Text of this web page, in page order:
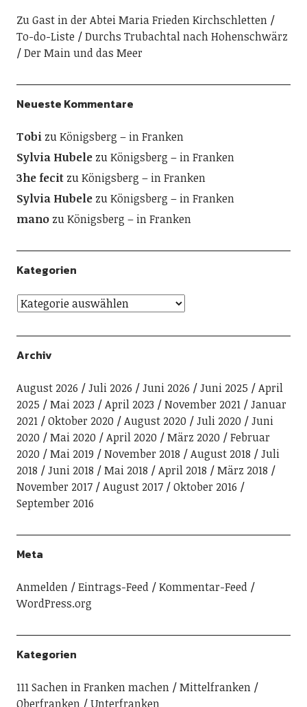
Zu Gast in der Abtei Maria Frieden Kirchschletten
To-do-Liste
Durchs Trubachtal nach Hohenschwärz
Der Main und das Meer
Neueste Kommentare
TobizuKönigsberg – in Franken
Sylvia HubelezuKönigsberg – in Franken
3he fecitzuKönigsberg – in Franken
Sylvia HubelezuKönigsberg – in Franken
manozuKönigsberg – in Franken
Kategorien
Archiv
August 2026 Juli 2026 Juni 2026 Juni 2025
April
2025
Mai 2023 April 2023 November 2021
Januar
2021
Oktober 2020 August 2020 Juli 2020
Juni
2020
Mai 2020 April 2020 März 2020
Februar
2020
Mai 2019 November 2018 August 2018
Juli
2018
Juni 2018 Mai 2018 April 2018
März 2018
November 2017
August 2017
Oktober 2016
September 2016
Meta
Anmelden Eintrags-Feed
Kommentar-Feed
WordPress.org
Kategorien
111 Sachen in Franken machen
Mittelfranken
Oberfranken
Unterfranken